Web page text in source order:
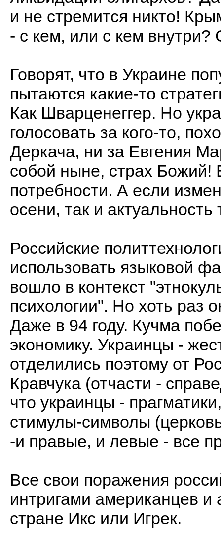
и не стремится никто!
- с кем, или с кем внутри?
Говорят, что в Украине
пытаются какие-то
Как Шварценеггер. Но
голосовать за кого-то,
Деркача, ни за Евгения
собой ныне, страх Божий!
потребности. А если
осени, так и актуальность
Российские
использовать языковой
вошло в контекст
психологии". Но хоть раз
Даже в 94 году. Кучма
экономику. Украинцы -
отделились поэтому от
Кравчука (отчасти -
что украинцы -
стимулы-символы
-и правые, и левые - все
Все свои поражения
интригами американцев и
стране Икс или Игрек.